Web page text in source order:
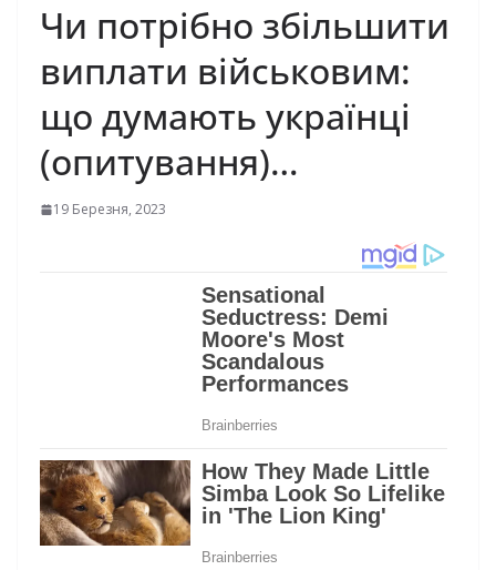
Чи потрібно збільшити
виплати військовим:
що думають українці
(опитування)…
19 Березня, 2023